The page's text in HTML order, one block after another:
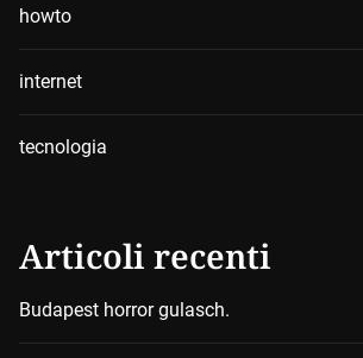
howto
internet
tecnologia
Articoli recenti
Budapest horror gulasch.